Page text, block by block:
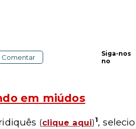
Comentar
Siga-nos
no
em miúdos
(clique aqui)1,